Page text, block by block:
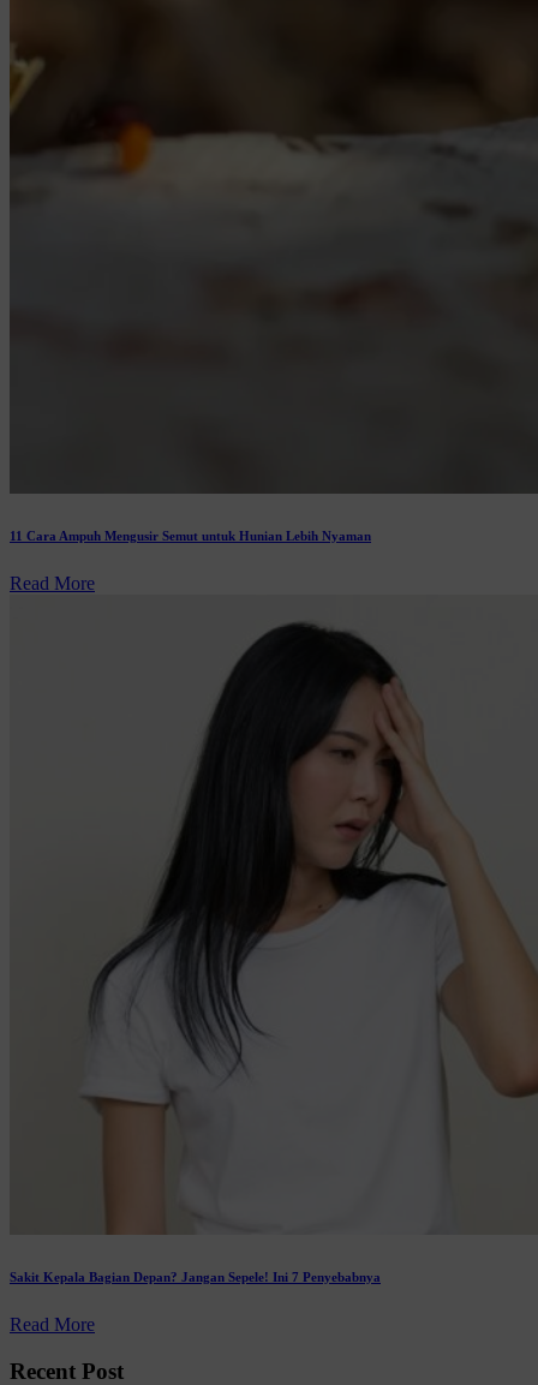
11 Cara Ampuh Mengusir Semut untuk Hunian Lebih Nyaman
Read More
Sakit Kepala Bagian Depan? Jangan Sepele! Ini 7 Penyebabnya
Read More
Recent Post